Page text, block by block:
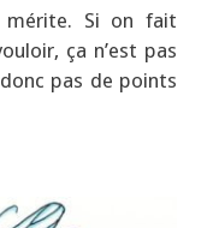
Si on fait
ça n’est pas
pas de points